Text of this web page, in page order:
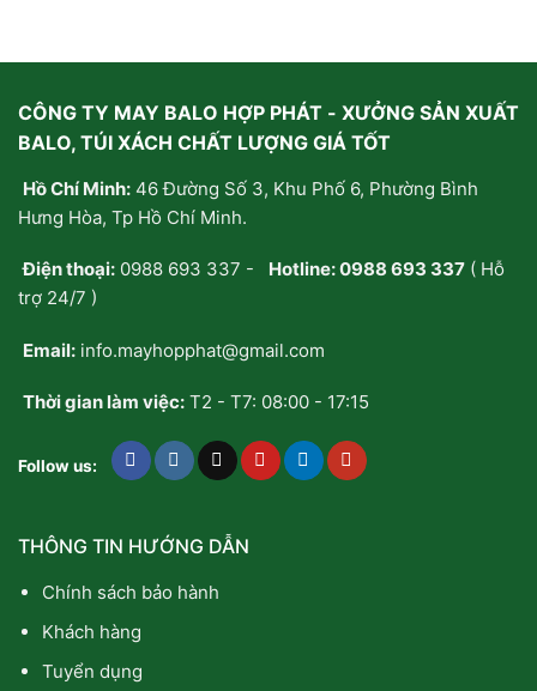
CÔNG TY MAY BALO HỢP PHÁT - XƯỞNG SẢN XUẤT
BALO, TÚI XÁCH CHẤT LƯỢNG GIÁ TỐT
Hồ Chí Minh: 46 Đường Số 3, Khu Phố 6, Phường Bình
Hưng Hòa, Tp Hồ Chí Minh.
Điện thoại: 0988 693 337 - Hotline:0988 693 337 ( Hỗ
trợ 24/7 )
Email: info.mayhopphat@gmail.com
Thời gian làm việc: T2 - T7: 08:00 - 17:15
Follow us:
THÔNG TIN HƯỚNG DẪN
Chính sách bảo hành
Khách hàng
Tuyển dụng